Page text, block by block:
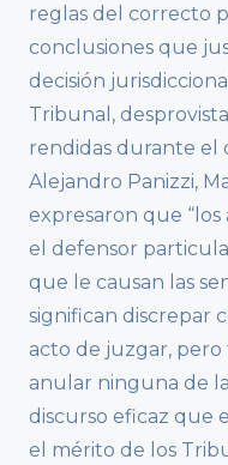
reglas del correcto
conclusiones que
decisión
Tribunal,
rendidas durante el
Alejandro Panizzi,
expresaron que
el defensor
que le causan las
significan discrepar
acto de juzgar, pero
anular ninguna de
discurso eficaz que
el mérito de los